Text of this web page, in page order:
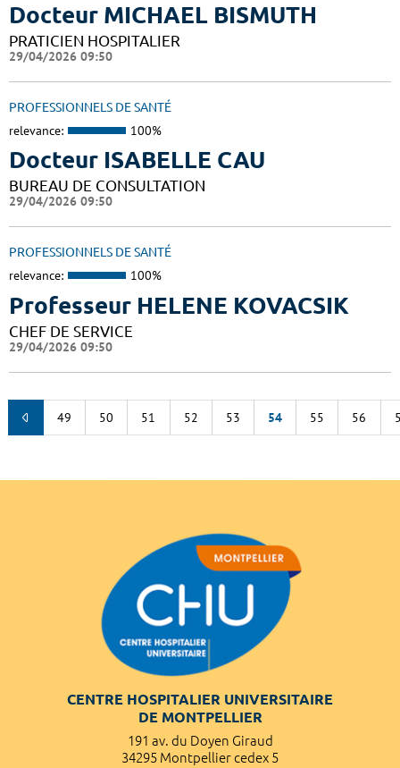
Docteur MICHAEL BISMUTH
PRATICIEN HOSPITALIER
29/04/2026 09:50
PROFESSIONNELS DE SANTÉ
relevance: 100%
Docteur ISABELLE CAU
BUREAU DE CONSULTATION
29/04/2026 09:50
PROFESSIONNELS DE SANTÉ
relevance: 100%
Professeur HELENE KOVACSIK
CHEF DE SERVICE
29/04/2026 09:50
49 50 51 52 53 54 55 56
CENTRE HOSPITALIER UNIVERSITAIRE
DE MONTPELLIER
191 av. du Doyen Giraud
34295 Montpellier cedex 5